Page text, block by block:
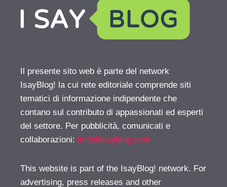
Il presente sito web è parte del network
IsayBlog! la cui rete editoriale comprende siti
tematici di informazione indipendente che
contano sul contributo di appassionati ed esperti
del settore. Per pubblicità, comunicati e
collaborazioni: info@isayblog.com
This website is part of the IsayBlog! network. For
advertising, press releases and other